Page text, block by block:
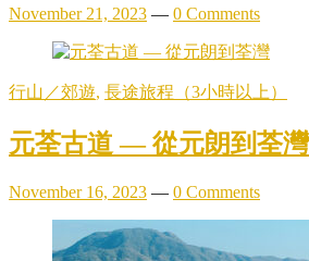
November 21, 2023 — 0 Comments
行山／郊遊, 長途旅程（3小時以上）
元荃古道 — 從元朗到荃
November 16, 2023 — 0 Comments